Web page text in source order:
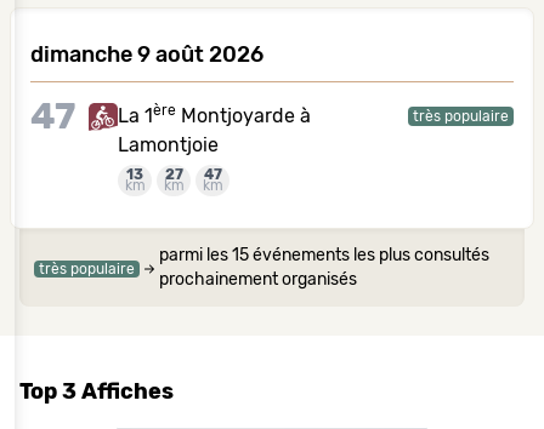
dimanche 9 août 2026
47 très populaire
La 1ère Montjoyarde à
Lamontjoie
13
km
27
km
47
km
très populaire
parmi les 15 événements les plus consultés
prochainement organisés
Top 3 Affiches